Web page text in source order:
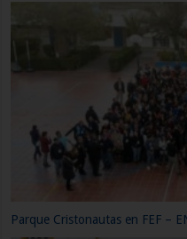
¡CRISTONAUTAS AMAZÓNICO!